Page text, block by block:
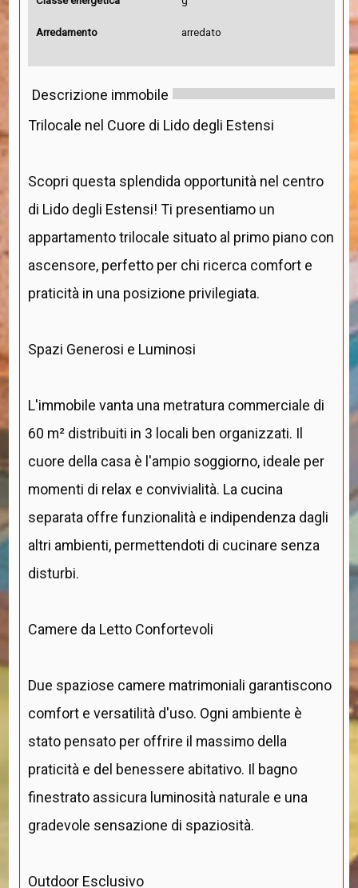
Arredamento arredato
Descrizione immobile
Trilocale nel Cuore di Lido degli Estensi
Scopri questa splendida opportunità nel centro
di Lido degli Estensi! Ti presentiamo un
appartamento trilocale situato al primo piano con
ascensore, perfetto per chi ricerca comfort e
praticità in una posizione privilegiata.
Spazi Generosi e Luminosi
L'immobile vanta una metratura commerciale di
60 m² distribuiti in 3 locali ben organizzati. Il
cuore della casa è l'ampio soggiorno, ideale per
momenti di relax e convivialità. La cucina
separata offre funzionalità e indipendenza dagli
altri ambienti, permettendoti di cucinare senza
disturbi.
Camere da Letto Confortevoli
Due spaziose camere matrimoniali garantiscono
comfort e versatilità d'uso. Ogni ambiente è
stato pensato per offrire il massimo della
praticità e del benessere abitativo. Il bagno
finestrato assicura luminosità naturale e una
gradevole sensazione di spaziosità.
Outdoor Esclusivo